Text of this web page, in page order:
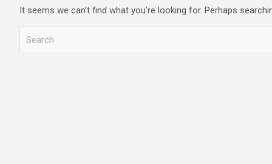
It seems we can’t find what you’re looking for. Perhaps